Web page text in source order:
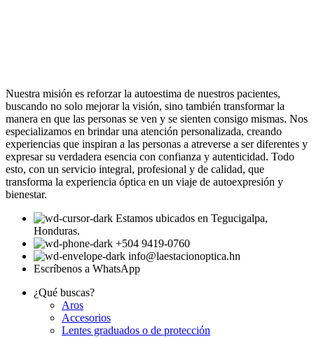
Nuestra misión es reforzar la autoestima de nuestros pacientes,
buscando no solo mejorar la visión, sino también transformar la
manera en que las personas se ven y se sienten consigo mismas. Nos
especializamos en brindar una atención personalizada, creando
experiencias que inspiran a las personas a atreverse a ser diferentes y
expresar su verdadera esencia con confianza y autenticidad. Todo
esto, con un servicio integral, profesional y de calidad, que
transforma la experiencia óptica en un viaje de autoexpresión y
bienestar.
Estamos ubicados en Tegucigalpa,
Honduras.
+504 9419-0760
info@laestacionoptica.hn
Escríbenos a WhatsApp
¿Qué buscas?
Aros
Accesorios
Lentes graduados o de protección